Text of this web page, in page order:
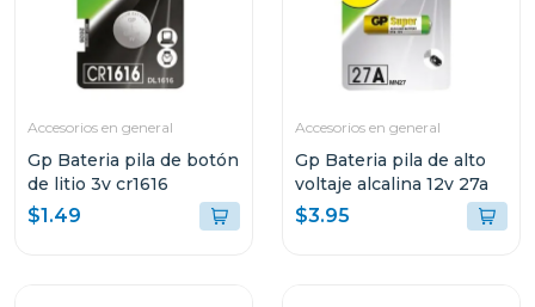
Accesorios en general
Gp Bateria pila de botón
de litio 3v cr1616
$1.49
Accesorios en general
Gp Bateria pila de alto
voltaje alcalina 12v 27a
$3.95